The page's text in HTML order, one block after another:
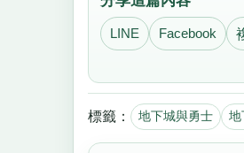
LINE Facebook
標籤： 地下城與勇士 地